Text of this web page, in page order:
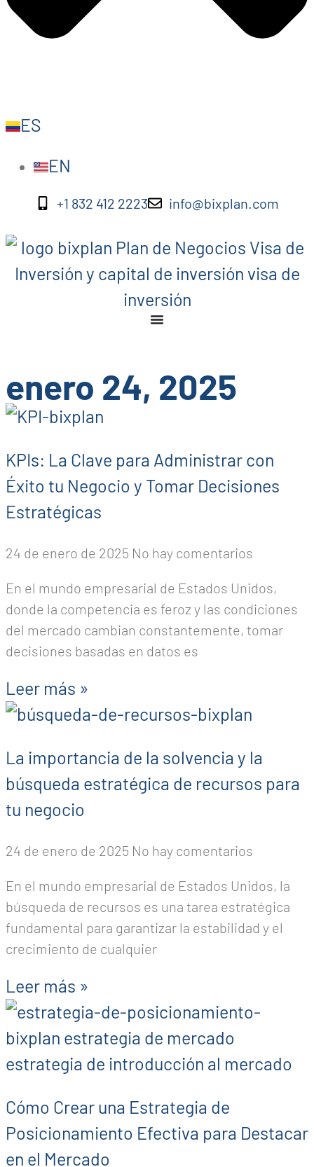
ES
EN
+1 832 412 2223 info@bixplan.com
enero 24, 2025
KPIs: La Clave para Administrar con
Éxito tu Negocio y Tomar Decisiones
Estratégicas
24 de enero de 2025 No hay comentarios
En el mundo empresarial de Estados Unidos,
donde la competencia es feroz y las condiciones
del mercado cambian constantemente, tomar
decisiones basadas en datos es
Leer más »
La importancia de la solvencia y la
búsqueda estratégica de recursos para
tu negocio
24 de enero de 2025 No hay comentarios
En el mundo empresarial de Estados Unidos, la
búsqueda de recursos es una tarea estratégica
fundamental para garantizar la estabilidad y el
crecimiento de cualquier
Leer más »
Cómo Crear una Estrategia de
Posicionamiento Efectiva para Destacar
en el Mercado